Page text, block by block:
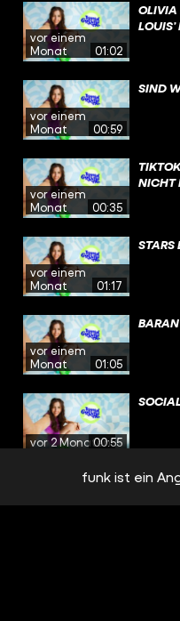
vor einem
Monat
01:02
OLIVIA
LOUIS’
vor einem
Monat
00:59
SIND
vor einem
Monat
00:35
NICHT
vor einem
Monat
01:17
STARS
vor einem
Monat
01:05
BARAN
vor 2 Monaten
00:55
funk ist ein